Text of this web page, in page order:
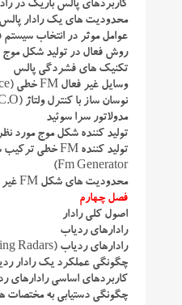
کاربردهای پالس باریک در
محدودیت های یک رادار پالس
عوامل موثر در انتخاب
روش فعال در تولید شکل موج
تکنیک های فشردگی پالس
وسایل غیر فعال FM خطی (Passive Fm Linr Device)
نوسان ساز با کنترل ولتاژ (V.C.O)
مدولاتور سرا سوئید
تولید کننده شکل موج مورد
Fm Generator)
محدودیت های شکل FM غیر خطی
فصل چهارم
اصول كلی رادار
رادارهای ردیاب
رادارهای ردیاب (Tracling Radars)
چگونگی عملکرد یک رادار
کاربردهای اساسی رادارهای
چگونگی دستیابی به